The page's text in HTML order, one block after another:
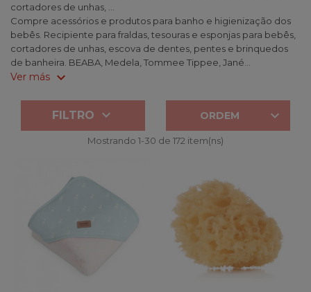
cortadores de unhas, ...
Compre acessórios e produtos para banho e higienização dos
bebês. Recipiente para fraldas, tesouras e esponjas para bebês,
cortadores de unhas, escova de dentes, pentes e brinquedos
de banheira. BEABA, Medela, Tommee Tippee, Jané...
Ver más expand_more
ORDEM 
FILTRO 
Mostrando 1-30 de 172 item(ns)